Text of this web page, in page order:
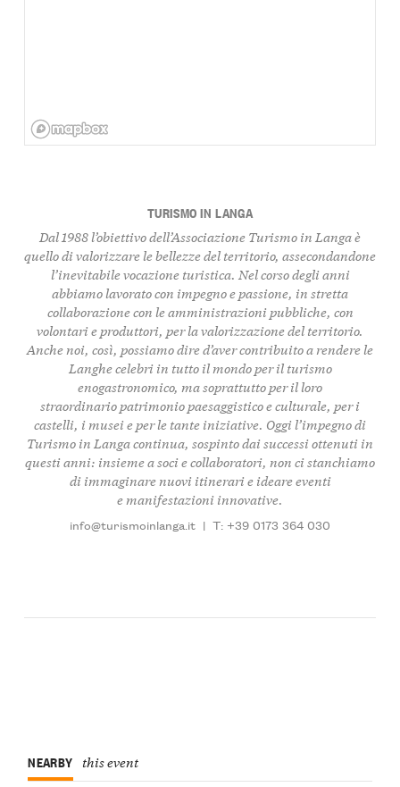
TURISMO IN LANGA
Dal 1988 l’obiettivo dell’Associazione Turismo in Langa è
quello divalorizzare le bellezze del territorio, assecondandone
l’inevitabile vocazione turistica. Nel corso degli anni
abbiamo lavorato con impegno e passione, in stretta
collaborazione con le amministrazioni pubbliche, con
volontari e produttori, per la valorizzazione del territorio.
Anche noi, così, possiamo dire d’aver contribuito a rendere le
Langhe celebri in tutto il mondo per il turismo
enogastronomico, ma soprattutto per il loro
straordinariopatrimonio paesaggistico e culturale, per i
castelli, i museie per le tante iniziative. Oggi l’impegno di
Turismo in Langa continua, sospinto dai successi ottenuti in
questi anni: insieme a soci e collaboratori, non ci stanchiamo
di immaginare nuovi itinerari e ideare eventi
e manifestazioni innovative.
info@turismoinlanga.it | T: +39 0173 364 030
NEARBY this event